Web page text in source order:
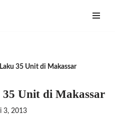
35 Unit di Makassar
Unit di Makassar
3, 2013